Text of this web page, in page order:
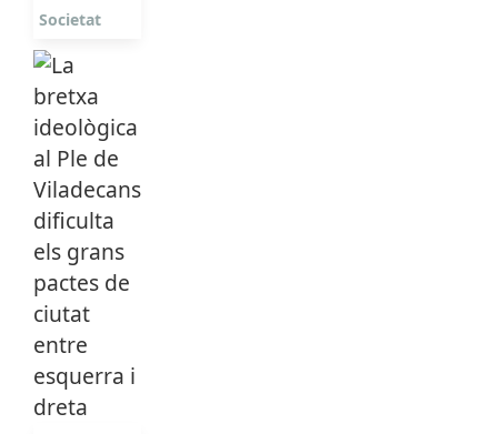
Societat